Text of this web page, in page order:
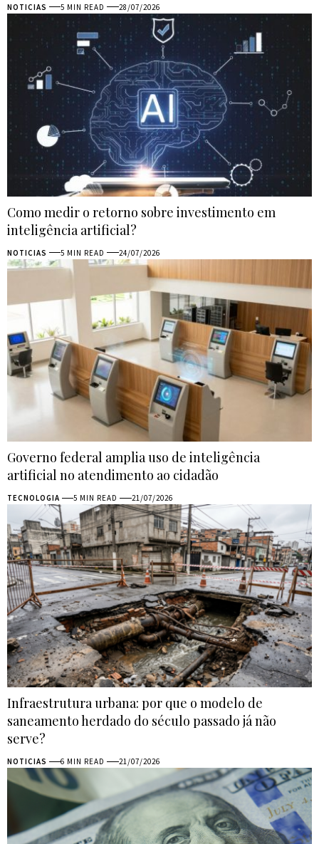
NOTICIAS 5 MIN READ 28/07/2026
Como medir o retorno sobre investimento em
inteligência artificial?
NOTICIAS 5 MIN READ 24/07/2026
Governo federal amplia uso de inteligência
artificial no atendimento ao cidadão
TECNOLOGIA 5 MIN READ 21/07/2026
Infraestrutura urbana: por que o modelo de
saneamento herdado do século passado já não
serve?
NOTICIAS 6 MIN READ 21/07/2026